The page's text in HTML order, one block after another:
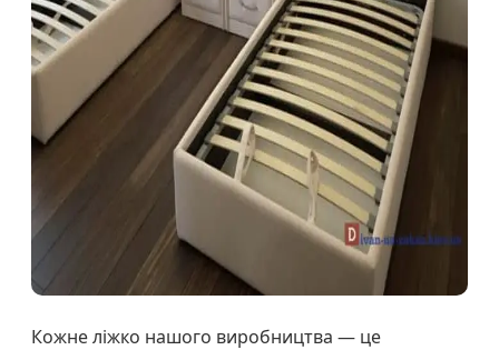
Кожне ліжко нашого виробництва — це